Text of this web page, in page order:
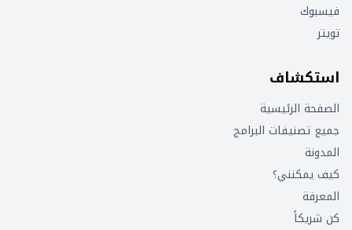
فيسبوك
تويتر
استكشاف
الصفحة الرئيسية
جميع تصنيفات البرامج
المدونة
كيف يمكنني؟
المعرفة
كن شريكاً